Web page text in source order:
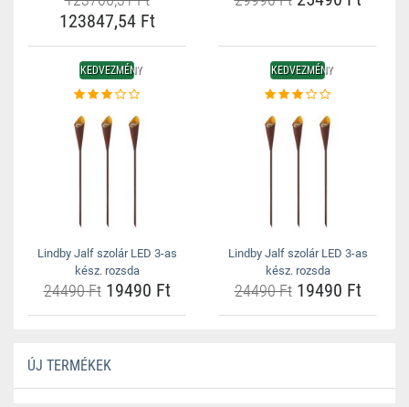
123847,54 Ft
KEDVEZMÉNY
Lindby Jalf szolár LED 3-as
kész. rozsda
24490 Ft19490 Ft
KEDVEZMÉNY
Lindby Jalf szolár LED 3-as
kész. rozsda
24490 Ft19490 Ft
ÚJ TERMÉKEK